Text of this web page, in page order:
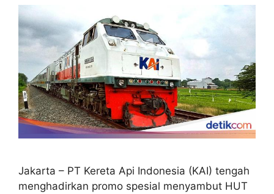
Jakarta – PT Kereta Api Indonesia (KAI) tengah
menghadirkan promo spesial menyambut HUT